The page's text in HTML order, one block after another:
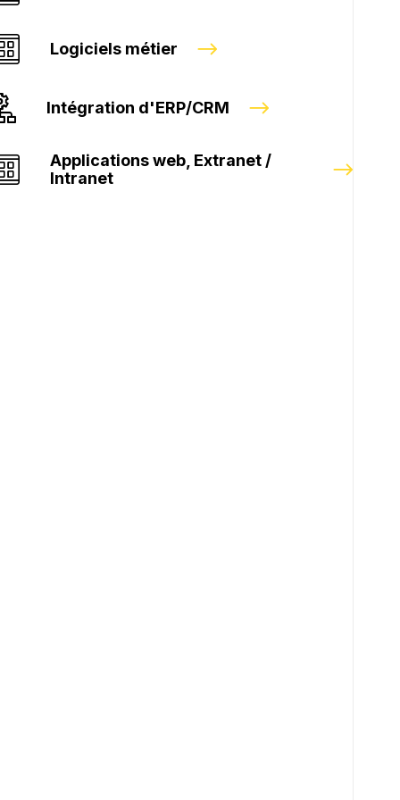
Logiciels métier
Intégration d'ERP/CRM
Applications web, Extranet /
Intranet